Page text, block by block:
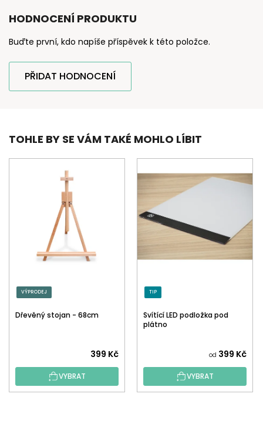
HODNOCENÍ PRODUKTU
Buďte první, kdo napíše příspěvek k této položce.
PŘIDAT HODNOCENÍ
TOHLE BY SE VÁM TAKÉ MOHLO LÍBIT
VÝPRODEJ
Dřevěný stojan - 68cm
399 Kč
VYBRAT
TIP
Svítící LED podložka pod
plátno
od 399 Kč
VYBRAT